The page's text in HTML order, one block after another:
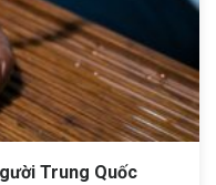
Trung Quốc